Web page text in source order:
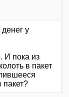
у
И пока из
в пакет
пакет?